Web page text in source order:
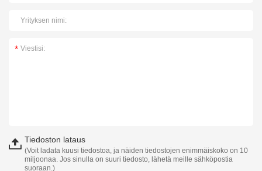
Tiedoston lataus
(Voit ladata kuusi tiedostoa, ja näiden tiedostojen enimmäiskoko on 10
miljoonaa. Jos sinulla on suuri tiedosto, lähetä meille sähköpostia
suoraan.)